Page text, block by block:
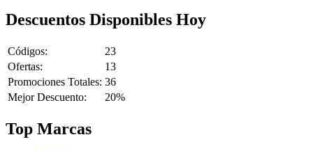
Descuentos Disponibles Hoy
Códigos:
23
Ofertas:
13
Promociones Totales: 36
Mejor Descuento:
20%
Top Marcas